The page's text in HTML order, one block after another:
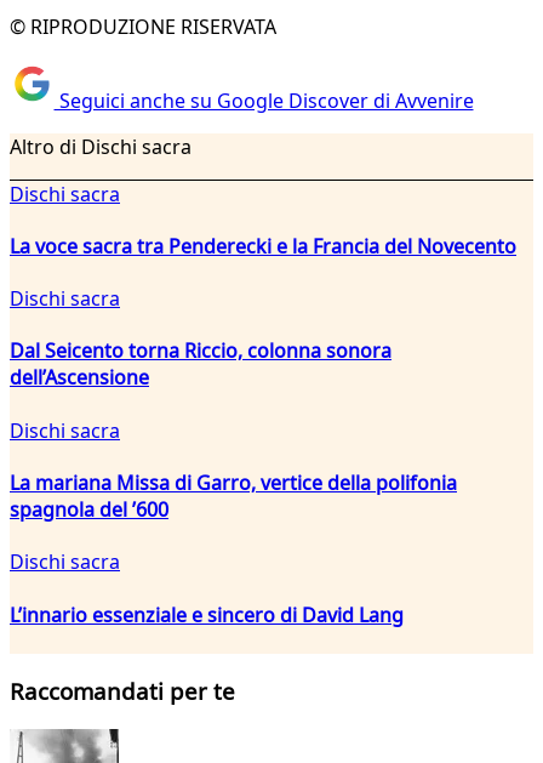
© RIPRODUZIONE RISERVATA
Seguici anche su Google Discover di Avvenire
Altro di Dischi sacra
Dischi sacra
La voce sacra tra Penderecki e la Francia del Novecento
Dischi sacra
Dal Seicento torna Riccio, colonna sonora
dell’Ascensione
Dischi sacra
La mariana Missa di Garro, vertice della polifonia
spagnola del ’600
Dischi sacra
L’innario essenziale e sincero di David Lang
Raccomandati per te